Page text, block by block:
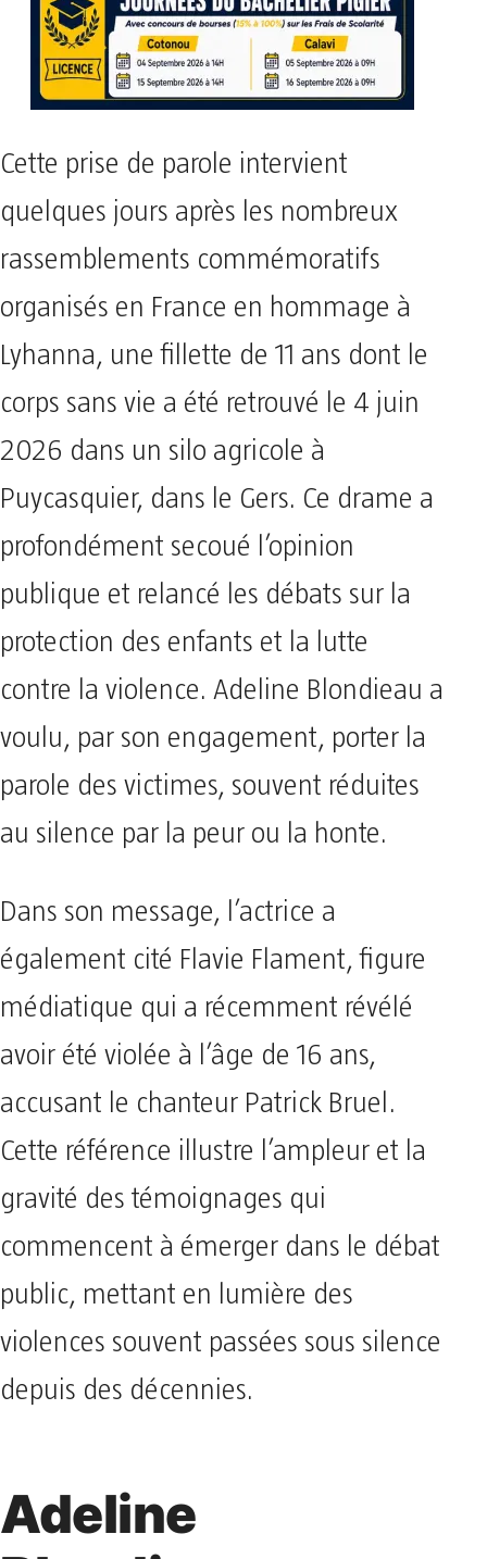
Cette prise de parole intervient
quelques jours après les nombreux
rassemblements commémoratifs
organisés en France en hommage à
Lyhanna, une fillette de 11 ans dont le
corps sans vie a été retrouvé le 4 juin
2026 dans un silo agricole à
Puycasquier, dans le Gers. Ce drame a
profondément secoué l’opinion
publique et relancé les débats sur la
protection des enfants et la lutte
contre la violence. Adeline Blondieau a
voulu, par son engagement, porter la
parole des victimes, souvent réduites
au silence par la peur ou la honte.
Dans son message, l’actrice a
également cité Flavie Flament, figure
médiatique qui a récemment révélé
avoir été violée à l’âge de 16 ans,
accusant le chanteur Patrick Bruel.
Cette référence illustre l’ampleur et la
gravité des témoignages qui
commencent à émerger dans le débat
public, mettant en lumière des
violences souvent passées sous silence
depuis des décennies.
Adeline